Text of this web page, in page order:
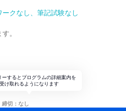
クなし、筆記試験なし
。
ーするとプログラムの詳細案内を
受け取れるようになります
締切：なし